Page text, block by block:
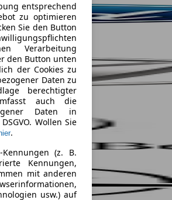
entsprechend
zu optimieren
Sie den Button
Verarbeitung
den Button unten
der Cookies zu
Daten zu
berechtigter
auch die
Daten in
Wollen Sie
hier.
(z. B.
Kennungen,
mit anderen
usw.) auf